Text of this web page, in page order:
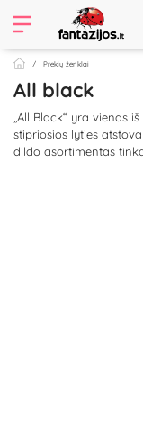
Prekių ženklai
All black
„All Black“ yra vienas
stipriosios lyties
dildo asortimentas